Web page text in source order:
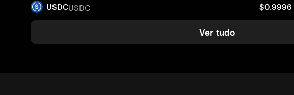
USDCUSDC $0.9996
Ver tudo